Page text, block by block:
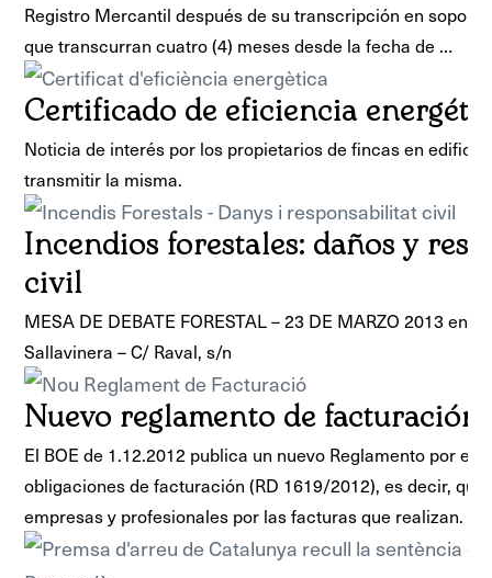
Registro Mercantil después de su transcripción en
que transcurran cuatro (4) meses desde la fecha de …
Certificado de eficiencia
Noticia de interés por los propietarios de fincas en
transmitir la misma.
Incendios forestales: daños y
civil
MESA DE DEBATE FORESTAL – 23 DE MARZO 2013 en
Sallavinera – C/ Raval, s/n
Nuevo reglamento de facturación
El BOE de 1.12.2012 publica un nuevo Reglamento por el
obligaciones de facturación (RD 1619/2012), es decir,
empresas y profesionales por las facturas que realizan.